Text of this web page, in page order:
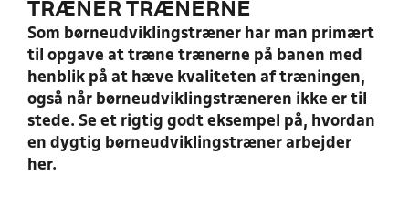
TRÆNER TRÆNERNE
Som børneudviklingstræner har man primært
til opgave at træne trænerne på banen med
henblik på at hæve kvaliteten af træningen,
også når børneudviklingstræneren ikke er til
stede. Se et rigtig godt eksempel på, hvordan
en dygtig børneudviklingstræner arbejder
her.